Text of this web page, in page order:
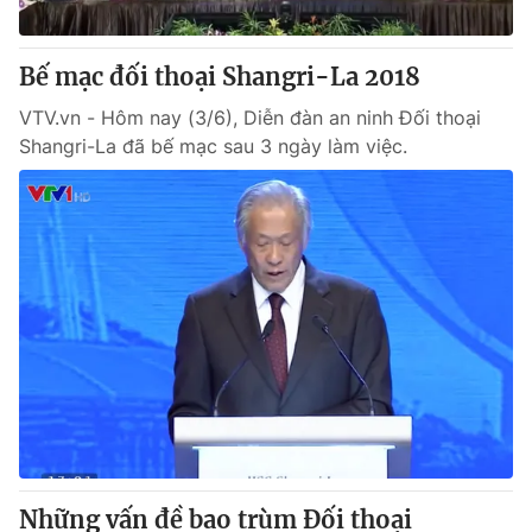
® Cấm sao chép dưới mọi hình thức nếu không có sự chấp
thuận bằng văn bản. Ghi rõ nguồn VTV.vn khi phát hành lại
thông tin từ website này.
Bế mạc đối thoại Shangri-La 2018
VTV.vn - Hôm nay (3/6), Diễn đàn an ninh Đối thoại
Shangri-La đã bế mạc sau 3 ngày làm việc.
Những vấn đề bao trùm Đối thoại